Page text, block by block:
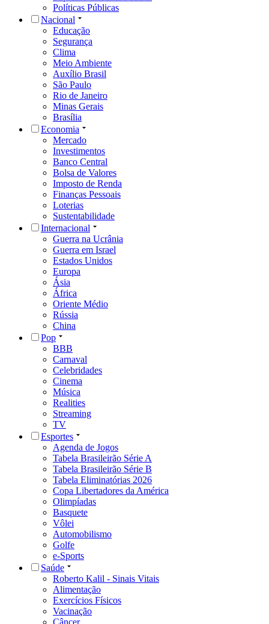
Políticas Públicas
Nacional
Educação
Segurança
Clima
Meio Ambiente
Auxílio Brasil
São Paulo
Rio de Janeiro
Minas Gerais
Brasília
Economia
Mercado
Investimentos
Banco Central
Bolsa de Valores
Imposto de Renda
Finanças Pessoais
Loterias
Sustentabilidade
Internacional
Guerra na Ucrânia
Guerra em Israel
Estados Unidos
Europa
Ásia
África
Oriente Médio
Rússia
China
Pop
BBB
Carnaval
Celebridades
Cinema
Música
Realities
Streaming
TV
Esportes
Agenda de Jogos
Tabela Brasileirão Série A
Tabela Brasileirão Série B
Tabela Eliminatórias 2026
Copa Libertadores da América
Olimpíadas
Basquete
Vôlei
Automobilismo
Golfe
e-Sports
Saúde
Roberto Kalil - Sinais Vitais
Alimentação
Exercícios Físicos
Vacinação
Câncer